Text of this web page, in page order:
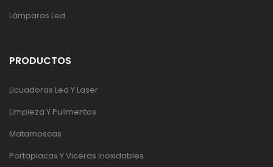
Lámparas Led
PRODUCTOS
Licuadoras Led Y Laser
Limpieza Y Pulimentos
Matamoscas
Portaplacas Y Viceras Inoxidables